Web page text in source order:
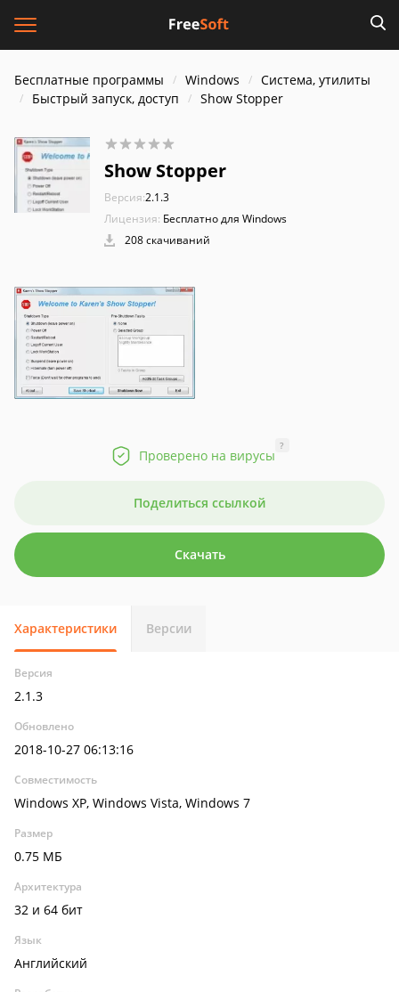
Бесплатные программы Windows
Система, утилиты
Быстрый запуск, доступ
Show Stopper
Show Stopper
Версия:2.1.3
Лицензия: Бесплатно для Windows
208 скачиваний
Проверено на вирусы
?
Поделиться ссылкой
Скачать
Характеристики Версии
Версия
2.1.3
Обновлено
2018-10-27 06:13:16
Совместимость
Windows XP, Windows Vista, Windows 7
Размер
0.75 МБ
Архитектура
32 и 64 бит
Язык
Английский